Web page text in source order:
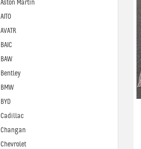
Aston Martin
AITO
AVATR
BAIC
BAW
Bentley
BMW
BYD
Cadillac
Changan
Chevrolet